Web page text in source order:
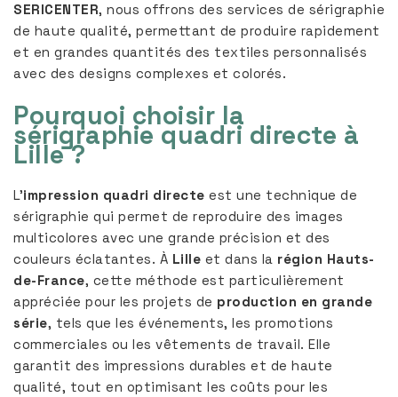
SERICENTER, nous offrons des services de sérigraphie
de haute qualité, permettant de produire rapidement
et en grandes quantités des textiles personnalisés
avec des designs complexes et colorés.
Pourquoi choisir la
sérigraphie quadri directe à
Lille ?
L’impression quadri directe est une technique de
sérigraphie qui permet de reproduire des images
multicolores avec une grande précision et des
couleurs éclatantes. À Lille et dans la région Hauts-
de-France, cette méthode est particulièrement
appréciée pour les projets de production en grande
série, tels que les événements, les promotions
commerciales ou les vêtements de travail. Elle
garantit des impressions durables et de haute
qualité, tout en optimisant les coûts pour les